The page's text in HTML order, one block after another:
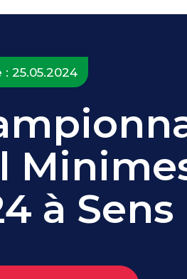
: 25.05.2024
à Sens